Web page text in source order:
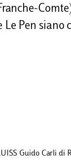
Pen siano
Guido Carli